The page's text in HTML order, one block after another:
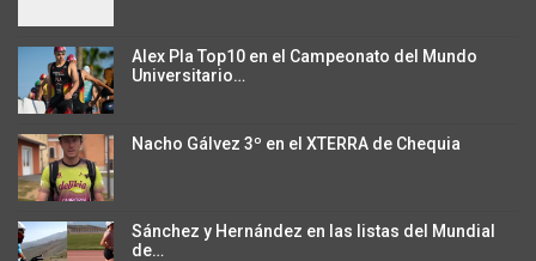
Alex Pla Top10 en el Campeonato del Mundo
Universitario…
Nacho Gálvez 3º en el XTERRA de Chequia
Sánchez y Hernández en las listas del Mundial
de…